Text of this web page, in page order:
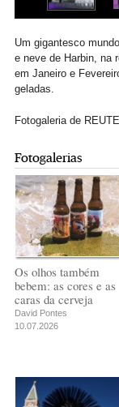
Um gigantesco
e neve de Harbin, na
em Janeiro e
geladas.
Fotogaleria de
Fotogalerias
Os olhos também
bebem: as cores e as
caras da cerveja
David Pontes
10.07.2026